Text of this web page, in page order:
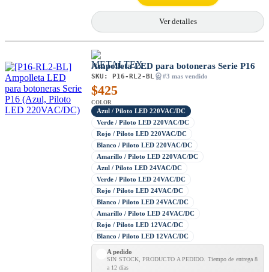
Ver detalles
Ampolleta LED para botoneras Serie P16
SKU: P16-RL2-BL #3 mas vendido
$425
COLOR
Azul / Piloto LED 220VAC/DC
Verde / Piloto LED 220VAC/DC
Rojo / Piloto LED 220VAC/DC
Blanco / Piloto LED 220VAC/DC
Amarillo / Piloto LED 220VAC/DC
Azul / Piloto LED 24VAC/DC
Verde / Piloto LED 24VAC/DC
Rojo / Piloto LED 24VAC/DC
Blanco / Piloto LED 24VAC/DC
Amarillo / Piloto LED 24VAC/DC
Rojo / Piloto LED 12VAC/DC
Blanco / Piloto LED 12VAC/DC
A pedido
SIN STOCK, PRODUCTO A PEDIDO. Tiempo de entrega 8
a 12 días